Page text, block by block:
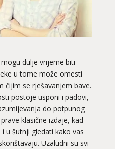
dulje vrijeme biti
u tome može omesti
čijim se rješavanjem bave.
postoje usponi i padovi,
do potpunog
klasične izdaje, kad
u šutnji gledati kako vas
Uzaludni su svi